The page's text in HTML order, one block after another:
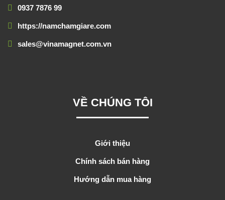
0937 7876 99
https://namchamgiare.com
sales@vinamagnet.com.vn
VỀ CHÚNG TÔI
Giới thiệu
Chính sách bán hàng
Hướng dẫn mua hàng